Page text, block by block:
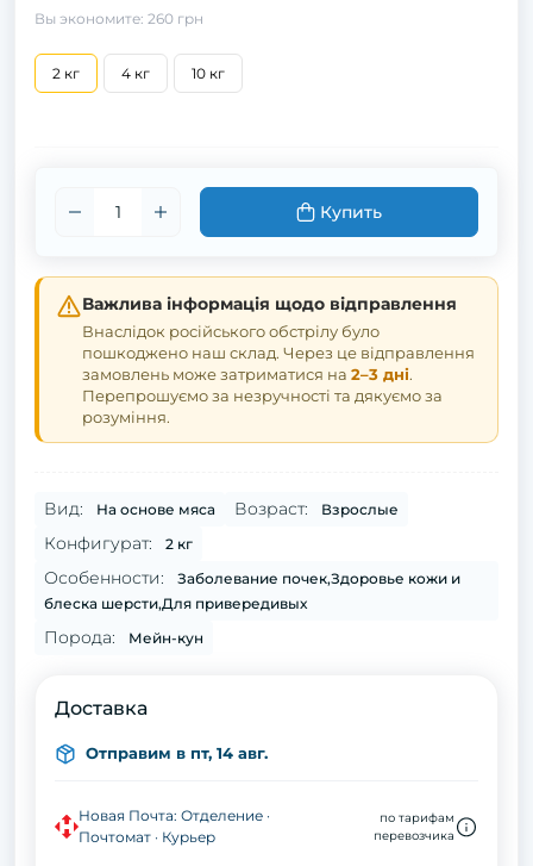
Вы экономите: 260 грн
2 кг 4 кг 10 кг
Купить
Важлива інформація щодо відправлення
Внаслідок російського обстрілу було
пошкоджено наш склад. Через це відправлення
замовлень може затриматися на 2–3 дні.
Перепрошуємо за незручності та дякуємо за
розуміння.
Вид: На основе мяса Возраст: Взрослые
Конфигурат: 2 кг
Особенности:
Заболевание почек,Здоровье кожи и
блеска шерсти,Для привередивых
Порода: Мейн-кун
Доставка
Отправим в пт, 14 авг.
Новая Почта: Отделение ·
Почтомат · Курьер
по тарифам
перевозчика